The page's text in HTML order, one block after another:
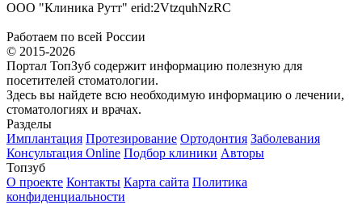
ООО "Клиника Рутт" erid:2VtzquhNzRC
Работаем по всей России
© 2015-2026
Портал ТопЗуб содержит информацию полезную для
посетителей стоматологии.
Здесь вы найдете всю необходимую информацию о лечении,
стоматологиях и врачах.
Разделы
Имплантация Протезирование Ортодонтия Заболевания
Консультация Online Подбор клиники Авторы
Топзуб
О проекте Контакты Карта сайта Политика
конфиденциальности